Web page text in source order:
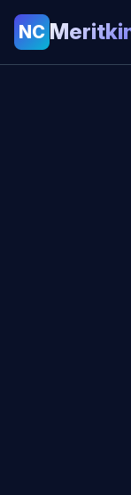
NC